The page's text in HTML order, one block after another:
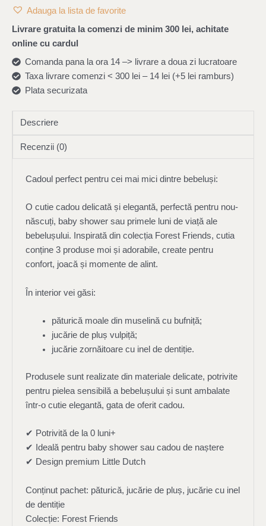
Adauga la lista de favorite
Livrare gratuita la comenzi de minim 300 lei, achitate
online cu cardul
Comanda pana la ora 14 –> livrare a doua zi lucratoare
Taxa livrare comenzi < 300 lei – 14 lei (+5 lei ramburs)
Plata securizata
Descriere
Recenzii (0)
Cadoul perfect pentru cei mai mici dintre bebeluși:
O cutie cadou delicată și elegantă, perfectă pentru nou-
născuți, baby shower sau primele luni de viață ale
bebelușului. Inspirată din colecția Forest Friends, cutia
conține 3 produse moi și adorabile, create pentru
confort, joacă și momente de alint.
În interior vei găsi:
păturică moale din muselină cu bufniță;
jucărie de pluș vulpiță;
jucărie zornăitoare cu inel de dentiție.
Produsele sunt realizate din materiale delicate, potrivite
pentru pielea sensibilă a bebelușului și sunt ambalate
într-o cutie elegantă, gata de oferit cadou.
✔ Potrivită de la 0 luni+
✔ Ideală pentru baby shower sau cadou de naștere
✔ Design premium Little Dutch
Conținut pachet: păturică, jucărie de pluș, jucărie cu inel
de dentiție
Colecție: Forest Friends